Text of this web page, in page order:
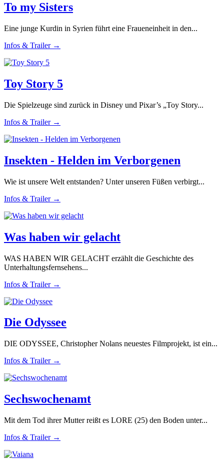
To my Sisters
Eine junge Kurdin in Syrien führt eine Fraueneinheit in den...
Infos & Trailer →
Toy Story 5
Die Spielzeuge sind zurück in Disney und Pixar’s „Toy Story...
Infos & Trailer →
Insekten - Helden im Verborgenen
Wie ist unsere Welt entstanden? Unter unseren Füßen verbirgt...
Infos & Trailer →
Was haben wir gelacht
WAS HABEN WIR GELACHT erzählt die Geschichte des
Unterhaltungsfernsehens...
Infos & Trailer →
Die Odyssee
DIE ODYSSEE, Christopher Nolans neuestes Filmprojekt, ist ein...
Infos & Trailer →
Sechswochenamt
Mit dem Tod ihrer Mutter reißt es LORE (25) den Boden unter...
Infos & Trailer →